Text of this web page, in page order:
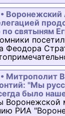
святыням
Феодора
Митрополит
"Мы
было
Воронежской
РИА